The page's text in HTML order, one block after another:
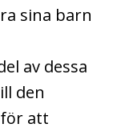
sina barn
av dessa
den
att